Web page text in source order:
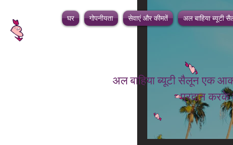
घर गोपनीयता सेवाएं और कीमतें अल बाहिया ब्यूटी
अल बाहिया ब्यूटी सैलून एक
प्रदान करके